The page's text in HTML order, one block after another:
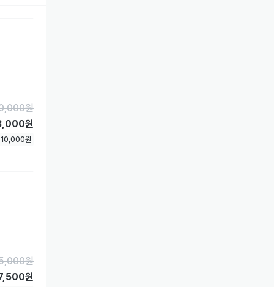
원
원
10,000원
원
원